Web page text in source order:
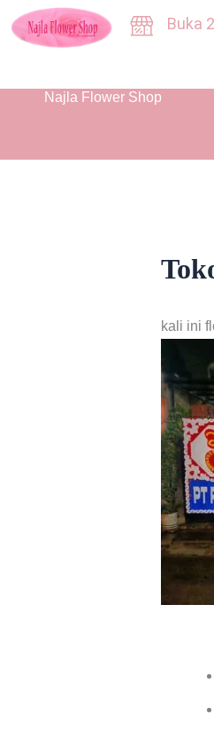
Skip
Buka
Najla Flower Shop
kali ini